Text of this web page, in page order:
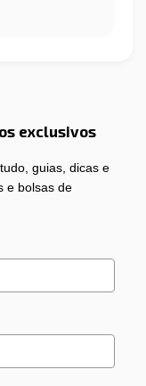
exclusivos
guias, dicas e
e bolsas de